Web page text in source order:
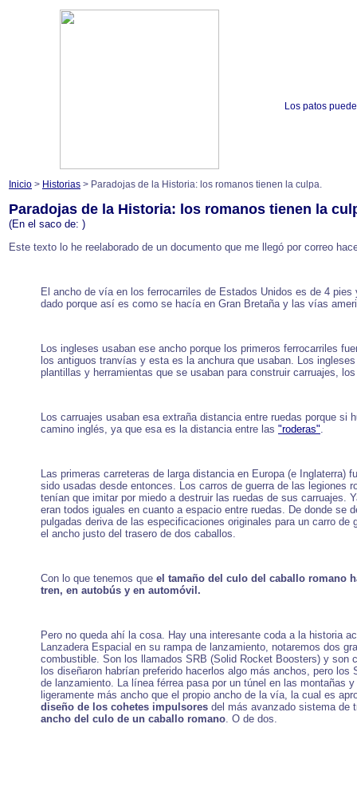
Los patos
Inicio > Historias > Paradojas de la Historia: los romanos tienen la culpa.
Paradojas de la Historia: los romanos tienen la
(En el saco de: )
Este texto lo he reelaborado de un documento que me llegó por correo
El ancho de vía en los ferrocarriles de Estados Unidos es de 4
dado porque así es como se hacía en Gran Bretaña y las vías
Los ingleses usaban ese ancho porque los primeros ferrocarriles
los antiguos tranvías y esta es la anchura que usaban. Los
plantillas y herramientas que se usaban para construir carruajes,
Los carruajes usaban esa extraña distancia entre ruedas porque si
camino inglés, ya que esa es la distancia entre las "roderas".
Las primeras carreteras de larga distancia en Europa (e Inglaterra)
sido usadas desde entonces. Los carros de guerra de las legiones
tenían que imitar por miedo a destruir las ruedas de sus carruajes.
eran todos iguales en cuanto a espacio entre ruedas. De donde se
pulgadas deriva de las especificaciones originales para un carro
el ancho justo del trasero de dos caballos.
Con lo que tenemos que el tamaño del culo del caballo romano
tren, en autobús y en automóvil.
Pero no queda ahí la cosa. Hay una interesante coda a la historia
Lanzadera Espacial en su rampa de lanzamiento, notaremos dos
combustible. Son los llamados SRB (Solid Rocket Boosters) y
los diseñaron habrían preferido hacerlos algo más anchos, pero
de lanzamiento. La línea férrea pasa por un túnel en las montañas
ligeramente más ancho que el propio ancho de la vía, la cual es
diseño de los cohetes impulsores del más avanzado sistema de
ancho del culo de un caballo romano. O de dos.